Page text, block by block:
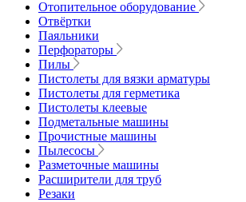
Отопительное оборудование
Отвёртки
Паяльники
Перфораторы
Пилы
Пистолеты для вязки арматуры
Пистолеты для герметика
Пистолеты клеевые
Подметальные машины
Прочистные машины
Пылесосы
Разметочные машины
Расширители для труб
Резаки